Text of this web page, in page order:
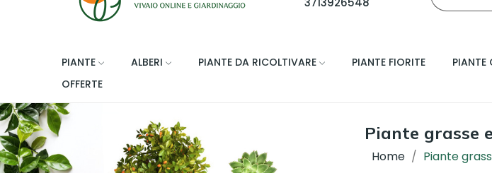
PIANTE ALBERI PIANTE DA RICOLTIVARE PIANTE FIORITE PIANTE
OFFERTE
Piante grasse
Home Piante